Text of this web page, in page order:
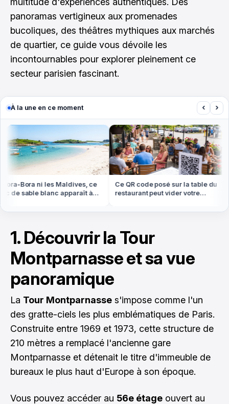
panoramas vertigineux aux promenades
bucoliques, des théâtres mythiques aux marchés
de quartier, ce guide vous dévoile les
incontournables pour explorer pleinement ce
secteur parisien fascinant.
À la une en ce moment ‹ ›
Bora ni les Maldives, ce
de sable blanc apparaît à
Ce QR code posé sur la table du
restaurant peut vider votre
1. Découvrir la Tour
Montparnasse et sa vue
panoramique
La Tour Montparnasse s'impose comme l'un
des gratte-ciels les plus emblématiques de Paris.
Construite entre 1969 et 1973, cette structure de
210 mètres a remplacé l'ancienne gare
Montparnasse et détenait le titre d'immeuble de
bureaux le plus haut d'Europe à son époque.
Vous pouvez accéder au 56e étage ouvert au